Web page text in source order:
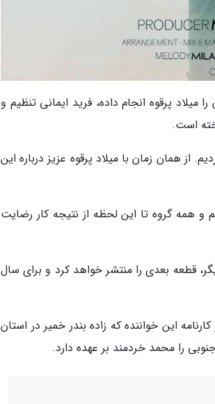
میلاد پرقوه انجام داده، فرید ایمانی تنظیم و
است.
از همان زمان با میلاد پرقوه عزیز درباره این
و همه گروه تا این لحظه از نتیجه کار رضایت
قطعه بعدی را منتشر خواهد کرد و برای سال
این خواننده که زاده بندر خمیر در استان
را محمد خردمند بر عهده دارد.